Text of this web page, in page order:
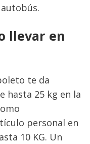
llevar en
te da
hasta 25 kg en la
personal en
10 KG. Un